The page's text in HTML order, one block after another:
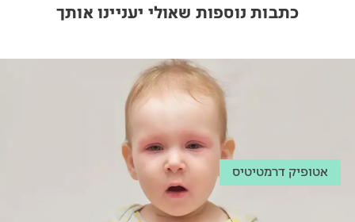
כתבות נוספות שאולי יעניינו אותך
אטופיק דרמטיטיס